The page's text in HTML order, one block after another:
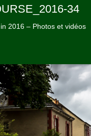
34
in 2016 – Photos et vidéos